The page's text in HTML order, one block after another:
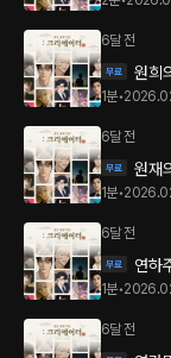
6달 전
원희
1분•
6달 전
원재
1분•
6달 전
연하
1분•
6달 전